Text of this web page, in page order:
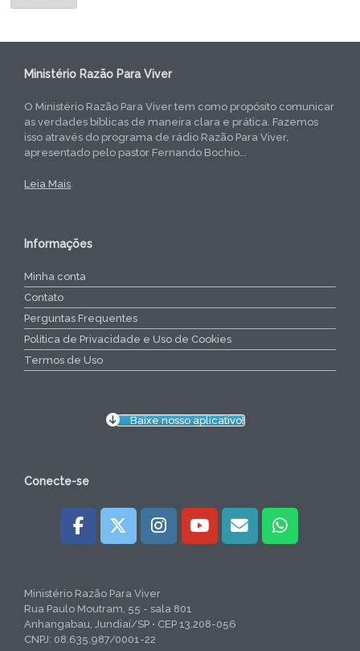
Ministério Razão Para Viver
O Ministério Razão Para Viver tem como propósito comunicar
as verdades bíblicas de maneira clara e prática. Fazemos
isso através do programa de rádio Razão Para Viver,
apresentado pelo pastor Fernando Bochio...
Leia Mais
Informações
Minha conta
Contato
Perguntas Frequentes
Política de Privacidade e Uso de Cookies
Termos de Uso
Baixe nosso aplicativo!
Conecte-se
Ministério Razão Para Viver
Rua Paulo Moutram, 55 - sala 801
Anhangabau, Jundiaí/SP • CEP 13.208-056
CNPJ: 08.635.987/0001-22